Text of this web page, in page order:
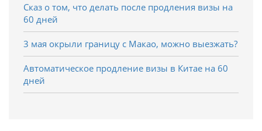
Сказ о том, что делать после продления визы на
60 дней
3 мая окрыли границу с Макао, можно выезжать?
Автоматическое продление визы в Китае на 60
дней